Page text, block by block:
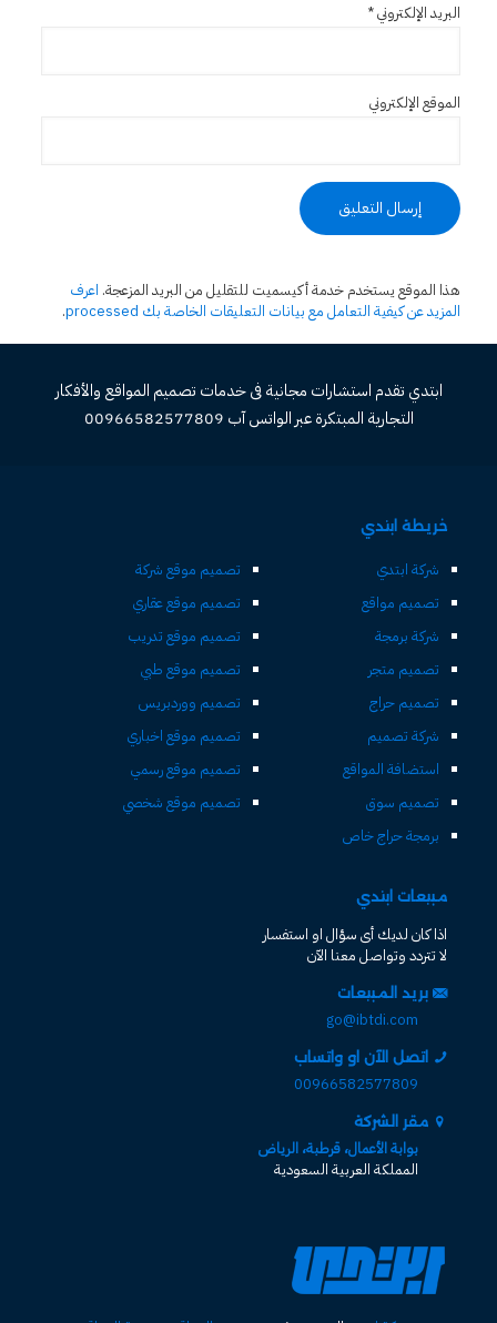
البريد الإلكتروني*
الموقع الإلكتروني
هذا الموقع يستخدم خدمة أكيسميت للتقليل من البريد المزعجة. اعرف
المزيد عن كيفية التعامل مع بيانات التعليقات الخاصة بك processed
.
ابتدي تقدم استشارات مجانية فى خدمات تصميم المواقع والأفكار
التجارية المبتكرة عبر الواتس آب 00966582577809
خريطة ابتدي
شركة ابتدي
تصميم مواقع
شركة برمجة
تصميم متجر
تصميم حراج
شركة تصميم
استضافة المواقع
تصميم سوق
برمجة حراج خاص
تصميم موقع شركة
تصميم موقع عقاري
تصميم موقع تدريب
تصميم موقع طبي
تصميم ووردبريس
تصميم موقع اخباري
تصميم موقع رسمي
تصميم موقع شخصي
مبيعات ابتدي
اذا كان لديك أى سؤال او استفسار
لا تتردد وتواصل معنا الآن
بريد المبيعات
go@ibtdi.com
اتصل الآن او واتساب
00966582577809
مقر الشركة
بوابة الأعمال، قرطبة، الرياض
المملكة العربية السعودية